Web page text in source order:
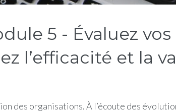
5 - Évaluez vos
l’efficacité et la
des organisations. À l’écoute des